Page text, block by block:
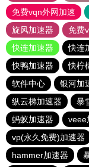
免费vqn外网加速
旋风加速器
免费
快连加速器
快连
快鸭加速器
快柠
软件中心
银河加
纵云梯加速器
暴
蚂蚁加速器
veee
vp(永久免费)加速器
hammer加速器